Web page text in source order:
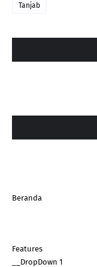
Tanjab
Beranda
Features
__DropDown 1